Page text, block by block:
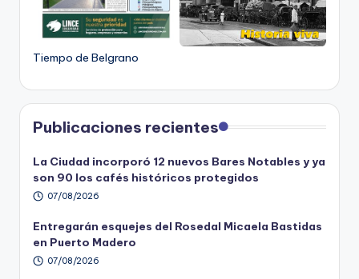
Tiempo de Belgrano
Publicaciones recientes
La Ciudad incorporó 12 nuevos Bares Notables y ya
son 90 los cafés históricos protegidos
07/08/2026
Entregarán esquejes del Rosedal Micaela Bastidas
en Puerto Madero
07/08/2026